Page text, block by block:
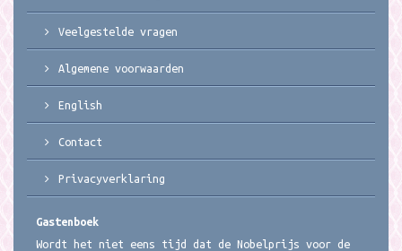
Veelgestelde vragen
Algemene voorwaarden
English
Contact
Privacyverklaring
Gastenboek
Wordt het niet eens tijd dat de Nobelprijs voor de